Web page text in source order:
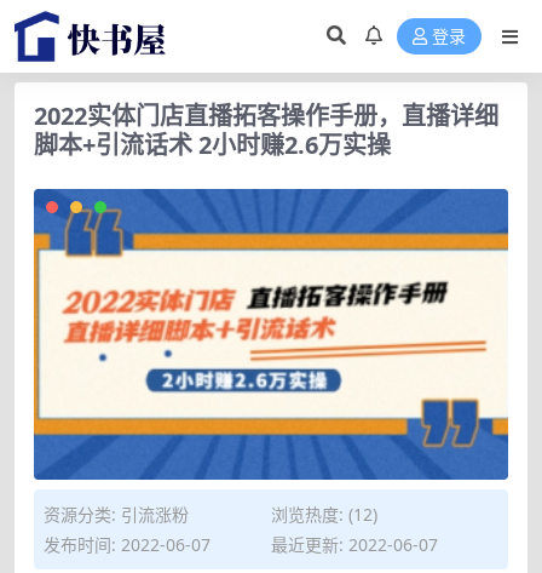
登录
2022实体门店直播拓客操作手册，直播详细
脚本+引流话术 2小时赚2.6万实操
资源分类: 引流涨粉
浏览热度: (12)
发布时间: 2022-06-07
最近更新: 2022-06-07